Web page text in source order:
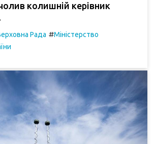
колишній керівник
Рада #Міністерство